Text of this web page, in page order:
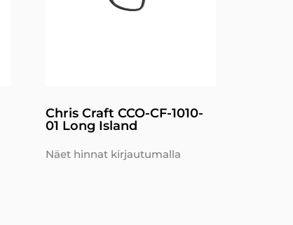
Chris Craft CCO-CF-1010-
01 Long Island
Näet hinnat kirjautumalla